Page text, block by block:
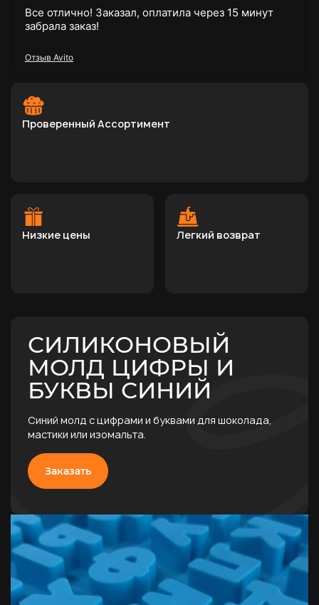
Все отлично! Заказал, оплатила через 15 минут
забрала заказ!
Отзыв Avito
Проверенный Ассортимент
Низкие цены Легкий возврат
СИЛИКОНОВЫЙ
МОЛД ЦИФРЫ И
БУКВЫ СИНИЙ
Синий молд с цифрами и буквами для шоколада,
мастики или изомальта.
Заказать